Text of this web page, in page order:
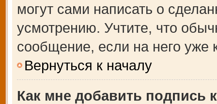
могут сами написать о
усмотрению. Учтите, что
сообщение, если на него уже
Вернуться к началу
Как мне добавить подпись